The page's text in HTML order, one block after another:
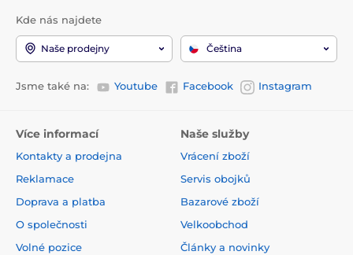
Kde nás najdete
Naše prodejny Čeština
Jsme také na: Youtube Facebook Instagram
Více informací
Kontakty a prodejna
Reklamace
Doprava a platba
O společnosti
Volné pozice
Naše služby
Vrácení zboží
Servis obojků
Bazarové zboží
Velkoobchod
Články a novinky